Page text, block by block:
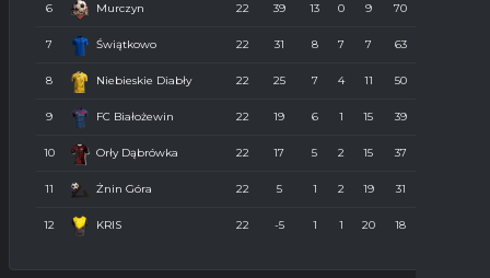
6 Murczyn 22 39 13 0 9 70
7 Świątkowo 22 31 8 7 7 63
8 Niebieskie Diabły 22 25 7 4 11 50
9 FC Białożewin 22 19 6 1 15 39
10 Orły Dąbrówka 22 17 5 2 15 37
11 Żnin Góra 22 5 1 2 19 31
12 KRIS 22 -5 1 1 20 18